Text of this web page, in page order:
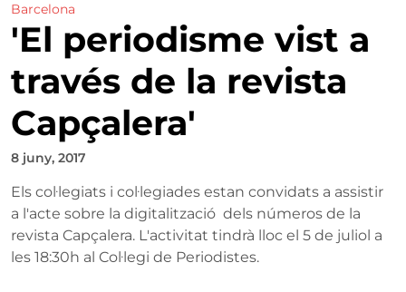
Barcelona
'El periodisme vist a
través de la revista
Capçalera'
8 juny, 2017
Els col·legiats i col·legiades estan convidats a assistir
a l'acte sobre la digitalització dels números de la
revista Capçalera. L'activitat tindrà lloc el 5 de juliol a
les 18:30h al Col·legi de Periodistes.